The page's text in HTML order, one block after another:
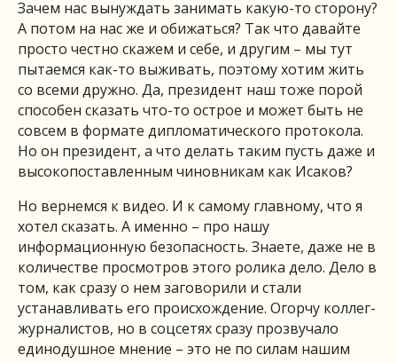
Зачем нас вынуждать занимать какую-то сторону?
А потом на нас же и обижаться? Так что давайте
просто честно скажем и себе, и другим – мы тут
пытаемся как-то выживать, поэтому хотим жить
со всеми дружно. Да, президент наш тоже порой
способен сказать что-то острое и может быть не
совсем в формате дипломатического протокола.
Но он президент, а что делать таким пусть даже и
высокопоставленным чиновникам как Исаков?
Но вернемся к видео. И к самому главному, что я
хотел сказать. А именно – про нашу
информационную безопасность. Знаете, даже не в
количестве просмотров этого ролика дело. Дело в
том, как сразу о нем заговорили и стали
устанавливать его происхождение. Огорчу коллег-
журналистов, но в соцсетях сразу прозвучало
единодушное мнение – это не по силам нашим